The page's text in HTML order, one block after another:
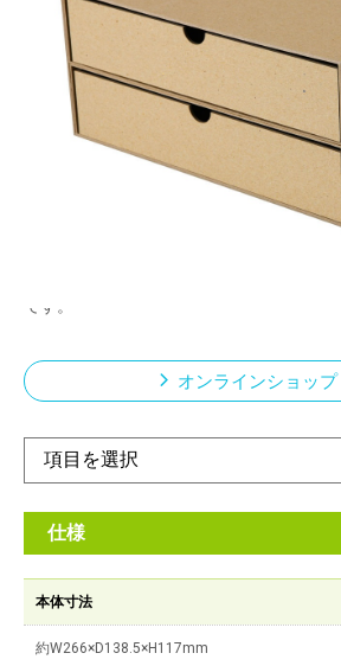
再生紙でつくった卓上収納
メーカー希望小売価格：
¥1,900 + 税
デスクやテーブルにおいても邪魔になら
古紙パルプ配合率100%の再生紙を使用し
紙の温かみを感じられるクラフトとモノ
です。
オンラインショップ
仕様
本体寸法
約W266×D138.5×H117mm